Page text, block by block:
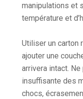
manipulations et
température et
Utiliser un carton
ajouter une
arrivera intact.
insuffisante des
chocs,